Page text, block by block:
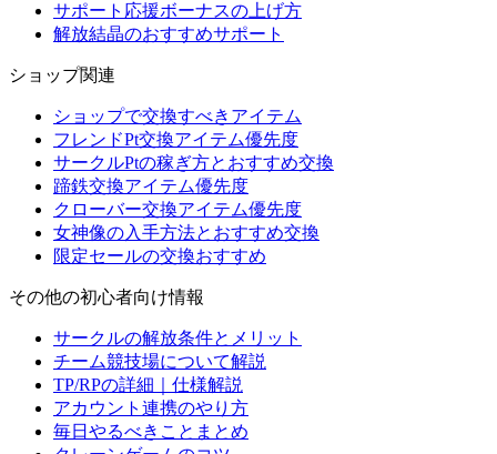
サポート応援ボーナスの上げ方
解放結晶のおすすめサポート
ショップ関連
ショップで交換すべきアイテム
フレンドPt交換アイテム優先度
サークルPtの稼ぎ方とおすすめ交換
蹄鉄交換アイテム優先度
クローバー交換アイテム優先度
女神像の入手方法とおすすめ交換
限定セールの交換おすすめ
その他の初心者向け情報
サークルの解放条件とメリット
チーム競技場について解説
TP/RPの詳細｜仕様解説
アカウント連携のやり方
毎日やるべきことまとめ